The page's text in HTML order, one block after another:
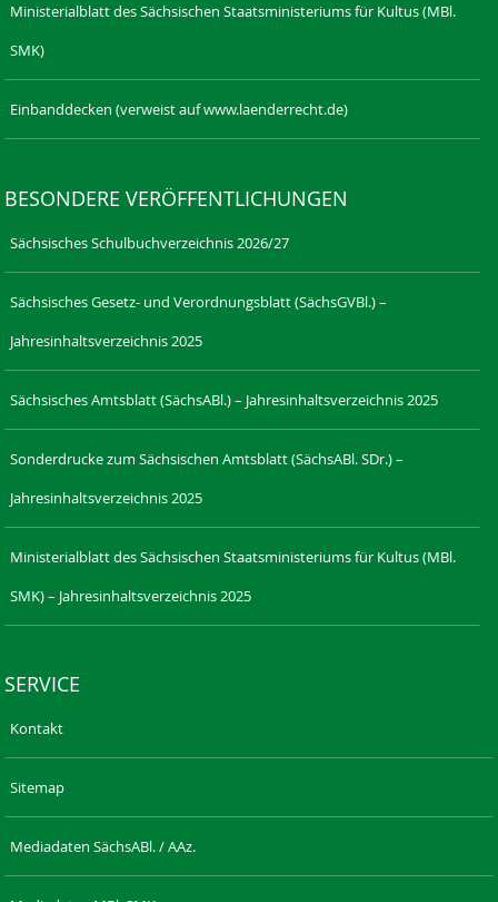
Ministerialblatt des Sächsischen Staatsministeriums für Kultus (MBl.
SMK)
Einbanddecken (verweist auf www.laenderrecht.de)
BESONDERE VERÖFFENTLICHUNGEN
Sächsisches Schulbuchverzeichnis 2026/27
Sächsisches Gesetz- und Verordnungsblatt (SächsGVBl.) –
Jahresinhaltsverzeichnis 2025
Sächsisches Amtsblatt (SächsABl.) – Jahresinhaltsverzeichnis 2025
Sonderdrucke zum Sächsischen Amtsblatt (SächsABl. SDr.) –
Jahresinhaltsverzeichnis 2025
Ministerialblatt des Sächsischen Staatsministeriums für Kultus (MBl.
SMK) – Jahresinhaltsverzeichnis 2025
SERVICE
Kontakt
Sitemap
Mediadaten SächsABl. / AAz.